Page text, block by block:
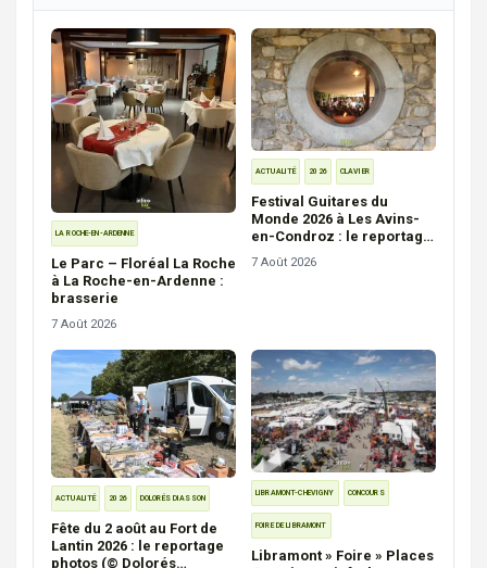
LA ROCHE-EN-ARDENNE
Le Parc – Floréal La Roche
à La Roche-en-Ardenne :
brasserie
7 Août 2026
ACTUALITÉ 2026 CLAVIER
Festival Guitares du
Monde 2026 à Les Avins-
en-Condroz : le reportage
photos (© Yves Persoons)
7 Août 2026
ACTUALITÉ 2026 DOLORÉS DIASSON
Fête du 2 août au Fort de
Lantin 2026 : le reportage
photos (© Dolorés
LIBRAMONT-CHEVIGNY CONCOURS
FOIRE DE LIBRAMONT
Libramont » Foire » Places